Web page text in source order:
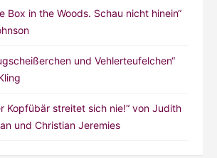
Box in the Woods. Schau nicht hinein“
und Vehlerteufelchen“
Kopfübär streitet sich nie!“ von Judith
und Christian Jeremies